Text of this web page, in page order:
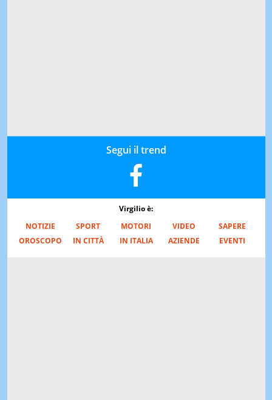
Segui il trend
Virgilio è:
NOTIZIE
SPORT MOTORI VIDEO
SAPERE
OROSCOPO
IN CITTÀ IN ITALIA AZIENDE EVENTI